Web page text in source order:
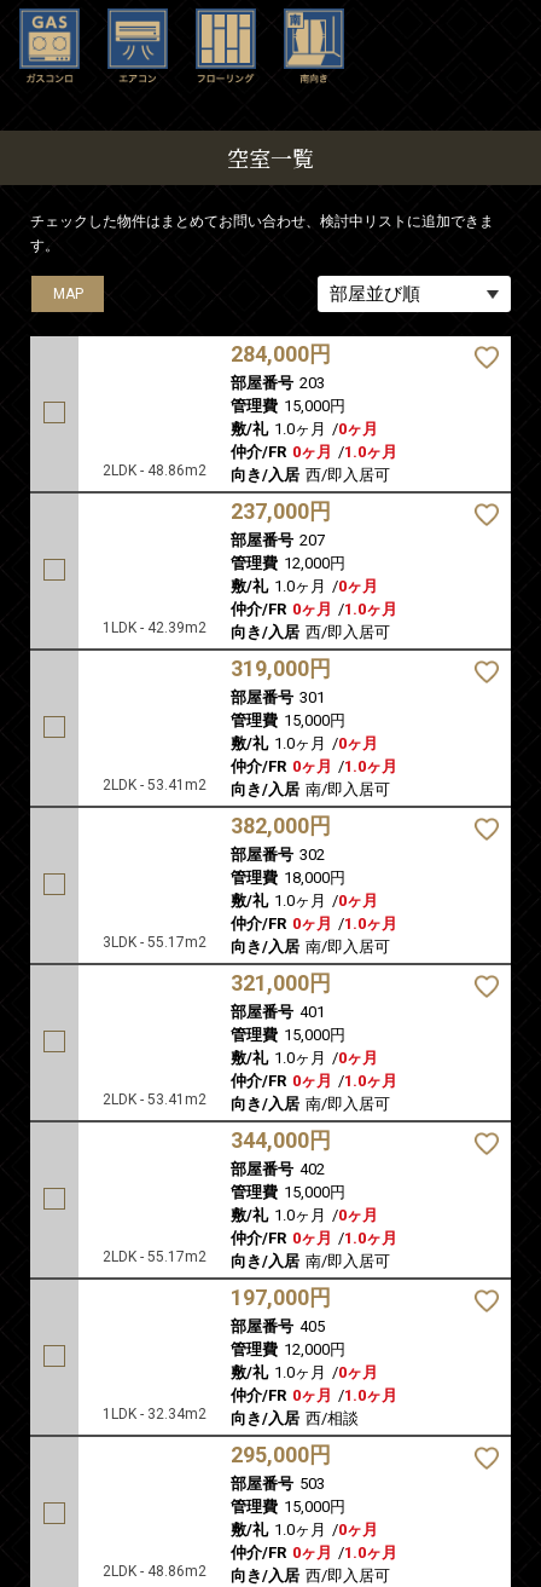
空室一覧
チェックした物件はまとめてお問い合わせ、検討中リストに追加できま
す。
MAP
2LDK - 48.86m2
284,000円
部屋番号 203
管理費 15,000円
敷/礼 1.0ヶ月 /0ヶ月
仲介/FR 0ヶ月 /1.0ヶ月
向き/入居 西/即入居可
MAP
1LDK - 42.39m2
237,000円
部屋番号 207
管理費 12,000円
敷/礼 1.0ヶ月 /0ヶ月
仲介/FR 0ヶ月 /1.0ヶ月
向き/入居 西/即入居可
MAP
2LDK - 53.41m2
319,000円
部屋番号 301
管理費 15,000円
敷/礼 1.0ヶ月 /0ヶ月
仲介/FR 0ヶ月 /1.0ヶ月
向き/入居 南/即入居可
MAP
3LDK - 55.17m2
382,000円
部屋番号 302
管理費 18,000円
敷/礼 1.0ヶ月 /0ヶ月
仲介/FR 0ヶ月 /1.0ヶ月
向き/入居 南/即入居可
MAP
2LDK - 53.41m2
321,000円
部屋番号 401
管理費 15,000円
敷/礼 1.0ヶ月 /0ヶ月
仲介/FR 0ヶ月 /1.0ヶ月
向き/入居 南/即入居可
MAP
2LDK - 55.17m2
344,000円
部屋番号 402
管理費 15,000円
敷/礼 1.0ヶ月 /0ヶ月
仲介/FR 0ヶ月 /1.0ヶ月
向き/入居 南/即入居可
MAP
1LDK - 32.34m2
197,000円
部屋番号 405
管理費 12,000円
敷/礼 1.0ヶ月 /0ヶ月
仲介/FR 0ヶ月 /1.0ヶ月
向き/入居 西/相談
MAP
2LDK - 48.86m2
295,000円
部屋番号 503
管理費 15,000円
敷/礼 1.0ヶ月 /0ヶ月
仲介/FR 0ヶ月 /1.0ヶ月
向き/入居 西/即入居可
MAP
MAP
MAP
MAP
MAP
MAP
MAP
MAP
MAP
MAP
MAP
MAP
MAP
MAP
MAP